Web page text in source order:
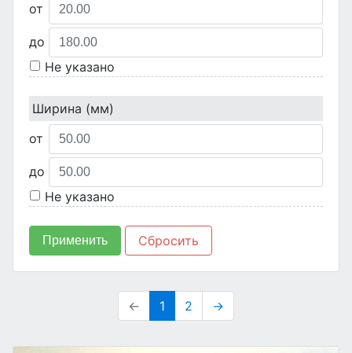
от
до
Не указано
Ширина (мм)
от
до
Не указано
Применить Сбросить
← 1 2 →